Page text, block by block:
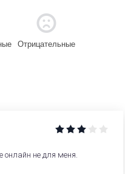
Отрицательные
онлайн не для меня.